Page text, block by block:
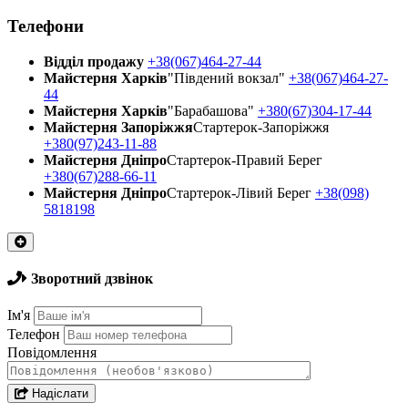
Телефони
Відділ продажу +38(067)464-27-44
Майстерня Харків"Південий вокзал" +38(067)464-27-
44
Майстерня Харків"Барабашова" +380(67)304-17-44
Майстерня ЗапоріжжяСтартерок-Запоріжжя
+380(97)243-11-88
Майстерня ДнiпроСтартерок-Правий Берег
+380(67)288-66-11
Майстерня ДнiпроСтартерок-Лівий Берег +38(098)
5818198
Зворотний дзвінок
Ім'я
Телефон
Повідомлення
Надіслати